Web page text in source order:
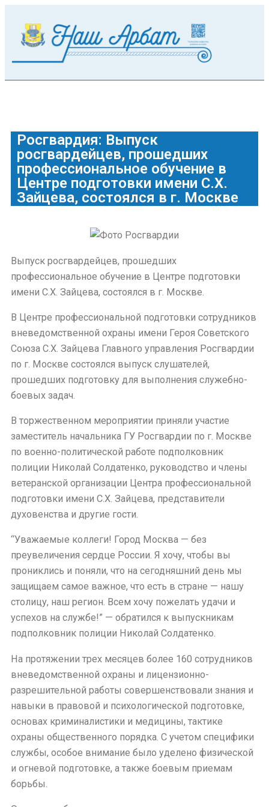
Росгвардия: Выпуск
росгвардейцев, прошедших
профессиональное обучение в
Центре подготовки имени С.Х.
Зайцева, состоялся в г. Москве
Выпуск росгвардейцев, прошедших
профессиональное обучение в Центре подготовки
имени С.Х. Зайцева, состоялся в г. Москве.
В Центре профессиональной подготовки сотрудников
вневедомственной охраны имени Героя Советского
Союза С.Х. Зайцева Главного управления Росгвардии
по г. Москве состоялся выпуск слушателей,
прошедших подготовку для выполнения служебно-
боевых задач.
В торжественном мероприятии приняли участие
заместитель начальника ГУ Росгвардии по г. Москве
по военно-политической работе подполковник
полиции Николай Солдатенко, руководство и члены
ветеранской организации Центра профессиональной
подготовки имени С.Х. Зайцева, представители
духовенства и другие гости.
“Уважаемые коллеги! Город Москва — без
преувеличения сердце России. Я хочу, чтобы вы
прониклись и поняли, что на сегодняшний день мы
защищаем самое важное, что есть в стране — нашу
столицу, наш регион. Всем хочу пожелать удачи и
успехов на службе!” — обратился к выпускникам
подполковник полиции Николай Солдатенко.
На протяжении трех месяцев более 160 сотрудников
вневедомственной охраны и лицензионно-
разрешительной работы совершенствовали знания и
навыки в правовой и психологической подготовке,
основах криминалистики и медицины, тактике
охраны общественного порядка. С учетом специфики
службы, особое внимание было уделено физической
и огневой подготовке, а также боевым приемам
борьбы.